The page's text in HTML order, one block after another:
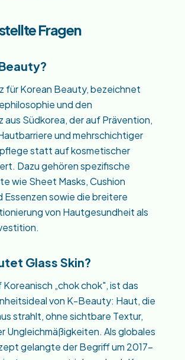
Fragen
für Korean Beauty, bezeichnet
und den
aus Südkorea, der auf Prävention,
und mehrschichtiger
statt auf kosmetischer
Dazu gehören spezifische
wie Sheet Masks, Cushion
Essenzen sowie die breitere
von Hautgesundheit als
Glass Skin?
Koreanisch „chok chok", ist das
von K-Beauty: Haut, die
strahlt, ohne sichtbare Textur,
Ungleichmäßigkeiten. Als globales
gelangte der Begriff um 2017–